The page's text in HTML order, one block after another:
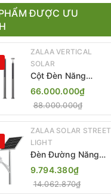
ĐƯỢC ƯU
ZALAA VERTICAL
SOLAR
Cột Đèn Năng
Lượng Mặt Trời Dọc
Thông Minh ZSR-
YYDS-360 | ZALAA
Jsc
66.000.000₫
88.000.000₫
ZALAA SOLAR STREET
LIGHT
Đèn Đường Năng
Lượng Mặt Trời
Thông Minh Điều
Khiển MPPT ZL-
9.794.380₫
14.062.870₫